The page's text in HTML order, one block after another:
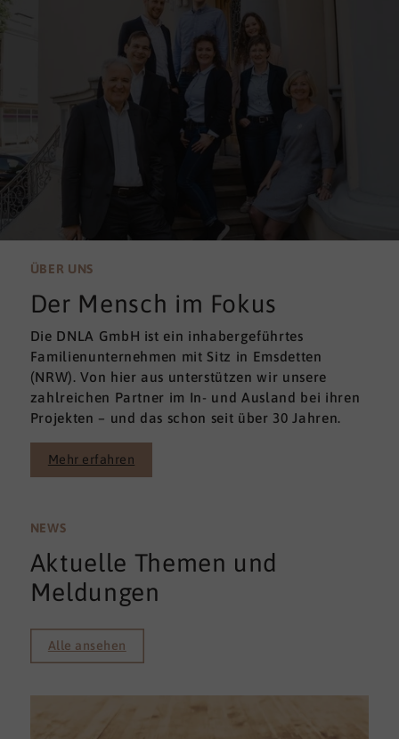
ÜBER UNS
Der Mensch im Fokus
Die DNLA GmbH ist ein inhabergeführtes
Familienunternehmen mit Sitz in Emsdetten
(NRW). Von hier aus unterstützen wir unsere
zahlreichen Partner im In- und Ausland bei ihren
Projekten – und das schon seit über 30 Jahren.
Mehr erfahren
NEWS
Aktuelle Themen und
Meldungen
Alle ansehen